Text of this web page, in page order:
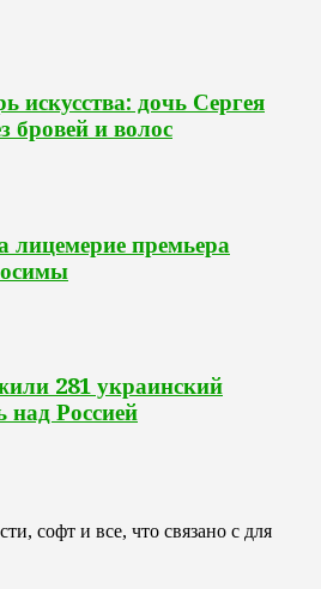
искусства: дочь Сергея
бровей и волос
лицемерие премьера
281 украинский
над Россией
софт и все, что связано с для